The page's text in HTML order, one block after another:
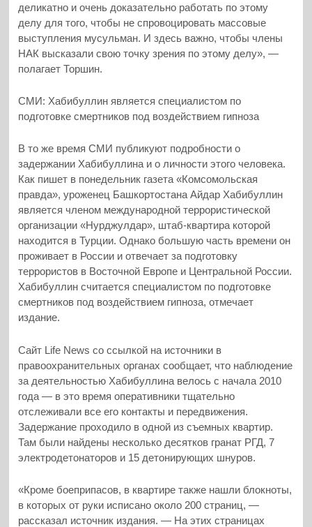
деликатно и очень доказательно работать по этому
делу для того, чтобы не спровоцировать массовые
выступления мусульман. И здесь важно, чтобы члены
НАК высказали свою точку зрения по этому делу», —
полагает Торшин.
СМИ: Хабибуллин является специалистом по
подготовке смертников под воздействием гипноза
В то же время СМИ публикуют подробности о
задержании Хабибуллина и о личности этого человека.
Как пишет в понедельник газета «Комсомольская
правда», уроженец Башкортостана Айдар Хабибуллин
является членом международной террористической
организации «Нурджулдар», штаб-квартира которой
находится в Турции. Однако большую часть времени он
проживает в России и отвечает за подготовку
террористов в Восточной Европе и Центральной России.
Хабибуллин считается специалистом по подготовке
смертников под воздействием гипноза, отмечает
издание.
Сайт Life News со ссылкой на источники в
правоохранительных органах сообщает, что наблюдение
за деятельностью Хабибуллина велось с начала 2010
года — в это время оперативники тщательно
отслеживали все его контакты и передвижения.
Задержание проходило в одной из съемных квартир.
Там были найдены несколько десятков гранат РГД, 7
электродетонаторов и 15 детонирующих шнуров.
«Кроме боеприпасов, в квартире также нашли блокноты,
в которых от руки исписано около 200 страниц, —
рассказал источник издания. — На этих страницах